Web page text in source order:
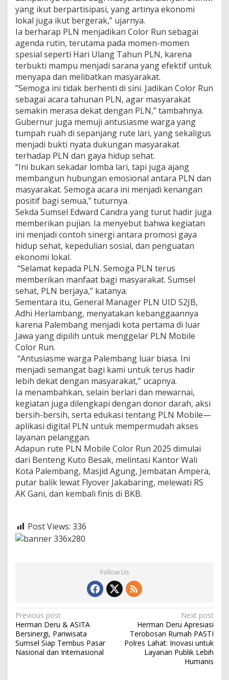
i
S
e
h
a
t
d
n
U
M
K
L
o
k
a
l
yang ikut berpartisipasi, yang artinya ekonomi
lokal juga ikut bergerak,” ujarnya.
Ia berharap PLN menjadikan Color Run sebagai
agenda rutin, terutama pada momen-momen
spesial seperti Hari Ulang Tahun PLN, karena
terbukti mampu menjadi sarana yang efektif untuk
menyapa dan melibatkan masyarakat.
“Semoga ini tidak berhenti di sini. Jadikan Color Run
sebagai acara tahunan PLN, agar masyarakat
semakin merasa dekat dengan PLN,” tambahnya.
Gubernur juga memuji antusiasme warga yang
tumpah ruah di sepanjang rute lari, yang sekaligus
menjadi bukti nyata dukungan masyarakat
terhadap PLN dan gaya hidup sehat.
“Ini bukan sekadar lomba lari, tapi juga ajang
membangun hubungan emosional antara PLN dan
masyarakat. Semoga acara ini menjadi kenangan
positif bagi semua,” tuturnya.
Sekda Sumsel Edward Candra yang turut hadir juga
memberikan pujian. Ia menyebut bahwa kegiatan
ini menjadi contoh sinergi antara promosi gaya
hidup sehat, kepedulian sosial, dan penguatan
ekonomi lokal.
“Selamat kepada PLN. Semoga PLN terus
memberikan manfaat bagi masyarakat. Sumsel
sehat, PLN berjaya,” katanya.
Sementara itu, General Manager PLN UID S2JB,
Adhi Herlambang, menyatakan kebanggaannya
karena Palembang menjadi kota pertama di luar
Jawa yang dipilih untuk menggelar PLN Mobile
Color Run.
“Antusiasme warga Palembang luar biasa. Ini
menjadi semangat bagi kami untuk terus hadir
lebih dekat dengan masyarakat,” ucapnya.
Ia menambahkan, selain berlari dan mewarnai,
kegiatan juga dilengkapi dengan donor darah, aksi
bersih-bersih, serta edukasi tentang PLN Mobile—
aplikasi digital PLN untuk mempermudah akses
layanan pelanggan.
Adapun rute PLN Mobile Color Run 2025 dimulai
dari Benteng Kuto Besak, melintasi Kantor Wali
Kota Palembang, Masjid Agung, Jembatan Ampera,
putar balik lewat Flyover Jakabaring, melewati RS
AK Gani, dan kembali finis di BKB.
Post Views: 336
Follow Us
P
o
s
Previous post
Herman Deru & ASITA
Bersinergi, Pariwisata
Sumsel Siap Tembus Pasar
Nasional dan Internasional
Next post
Herman Deru Apresiasi
Terobosan Rumah PASTI
Polres Lahat: Inovasi untuk
Layanan Publik Lebih
Humanis